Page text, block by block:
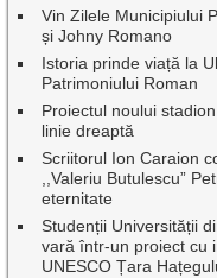
Vin Zilele Municipiului
și Johny Romano
Istoria prinde viață la
Patrimoniului Roman
Proiectul noului
linie dreaptă
Scriitorul Ion Caraion
,,Valeriu Butulescu”
eternitate
Studenții Universității
vară într-un proiect cu
UNESCO Țara